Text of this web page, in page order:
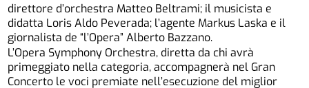
direttore d’orchestra Matteo Beltrami; il musicista e
didatta Loris Aldo Peverada; l’agente Markus Laska e il
giornalista de “l’Opera” Alberto Bazzano.
L’Opera Symphony Orchestra, diretta da chi avrà
primeggiato nella categoria, accompagnerà nel Gran
Concerto le voci premiate nell’esecuzione del miglior